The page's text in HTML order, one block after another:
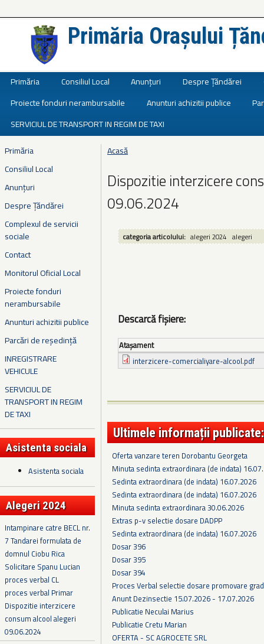
Primăria Orașului
Primăria Consiliul Local Anunțuri Despre Țăndărei
Proiecte fonduri nerambursabile
Anunturi achizitii publice
SERVICIUL DE TRANSPORT IN REGIM DE TAXI
Primăria
Consiliul Local
Anunțuri
Despre Țăndărei
Complexul de servicii
sociale
Contact
Monitorul Oficial Local
Proiecte fonduri
nerambursabile
Anunturi achizitii publice
Parcări de reședință
INREGISTRARE
VEHICULE
SERVICIUL DE
TRANSPORT IN REGIM
DE TAXI
Asistenta sociala
Asistenta sociala
Alegeri 2024
Intampinare catre BECL nr.
7 Tandarei formulata de
domnul Ciobu Rica
Solicitare Spanu Lucian
proces verbal CL
proces verbal Primar
Dispozitie interzicere
consum alcool alegeri
09.06.2024
Eşti aici
Acasă
Dispozitie interzicere
09.06.2024
categoria articolului: alegeri 2024 alegeri
Descarcă fișiere:
Ataşament
interzicere-comercialiyare-alcool.pdf
Ultimele informații publicate:
Oferta vanzare teren Dorobantu Georgeta
Minuta sedinta extraordinara (de indata)
Sedinta extraordinara (de indata) 16.07.2026
Sedinta extraordinara (de indata) 16.07.2026
Minuta sedinta extraordinara 30.06.2026
Extras p-v selectie dosare DADPP
Sedinta extraordinara (de indata) 16.07.2026
Dosar 396
Dosar 395
Dosar 394
Proces Verbal selectie dosare promovare
Anunt Dezinsectie 15.07.2026 - 17.07.2026
Publicatie Neculai Marius
Publicatie Cretu Marian
OFERTA - SC AGROCETE SRL